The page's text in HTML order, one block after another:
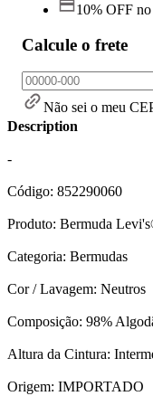
10% OFF
Calcule o frete
Não sei o meu
Description
-
Código: 852290060
Produto: Bermuda
Categoria: Bermudas
Cor / Lavagem: Neutros
Composição: 98%
Altura da Cintura:
Origem: IMPORTADO